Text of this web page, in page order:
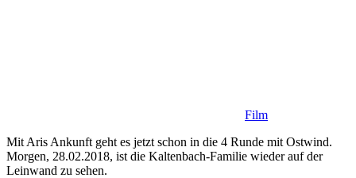
Film
Mit Aris Ankunft geht es jetzt schon in die 4 Runde mit Ostwind.
Morgen, 28.02.2018, ist die Kaltenbach-Familie wieder auf der
Leinwand zu sehen.